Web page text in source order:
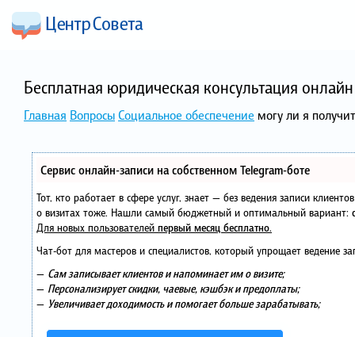
Бесплатная юридическая консультация
Главная ВопросыСоциальное обеспечение могу ли я
Сервис онлайн-записи на собственном Telegram-боте
Тот, кто работает в сфере услуг, знает — без ведения записи
о визитах тоже. Нашли самый бюджетный и оптимальный вариант:
Для новых пользователей первый месяц бесплатно.
Чат-бот для мастеров и специалистов, который упрощает ведение
— Сам записывает клиентов и напоминает им о визите;
— Персонализирует скидки, чаевые, кэшбэк и предоплаты;
— Увеличивает доходимость и помогает больше зарабатывать;